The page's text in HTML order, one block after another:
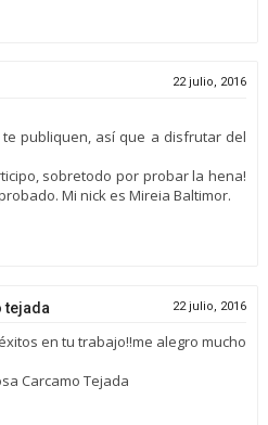
22 julio, 2016
publiquen, así que a disfrutar del
sobretodo por probar la hena!
Mi nick es Mireia Baltimor.
tejada 22 julio, 2016
en tu trabajo!!me alegro mucho
Carcamo Tejada